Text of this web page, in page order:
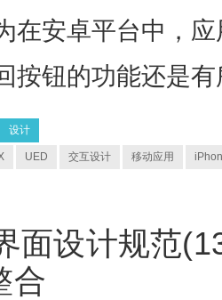
在安卓平台中，
按钮的功能还是
设计
UED 交互设计 移动应用
面设计规范
合